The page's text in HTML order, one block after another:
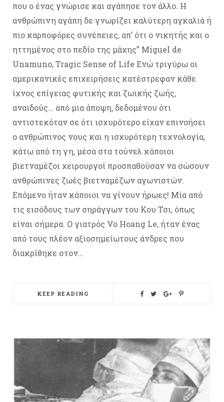
που ο ένας γνώρισε και αγάπησε τον άλλο. Η
ανθρώπινη αγάπη δε γνωρίζει καλύτερη αγκαλιά ή
πιο καρποφόρες συνέπειες, απ’ ότι ο νικητής και ο
ηττημένος στο πεδίο της μάχης” Miguel de
Unamuno, Tragic Sense of Life Ενώ τριγύρω οι
αμερικανικές επιχειρήσεις κατέστρεφαν κάθε
ίχνος επίγειας φυτικής και ζωικής ζωής,
αναιδούς… από μια άποψη, δεδομένου ότι
αντιστεκόταν σε ότι ισχυρότερο είχαν επινοήσει
ο ανθρώπινος νους και η ισχυρότερη τεχνολογία,
κάτω από τη γη, μέσα στα τούνελ κάποιοι
βιετναμέζοι χειρουργοί προσπαθούσαν να σώσουν
ανθρώπινες ζωές βιετναμέζων αγωνιστών.
Επόμενο ήταν κάποιοι να γίνουν ήρωες! Μία από
τις εισόδους των σηράγγων του Κου Τσι, όπως
είναι σήμερα. Ο γιατρός Vo Hoang Le, ήταν ένας
από τους πλέον αξιοσημείωτους άνδρες που
διακρίθηκε στον…
KEEP READING